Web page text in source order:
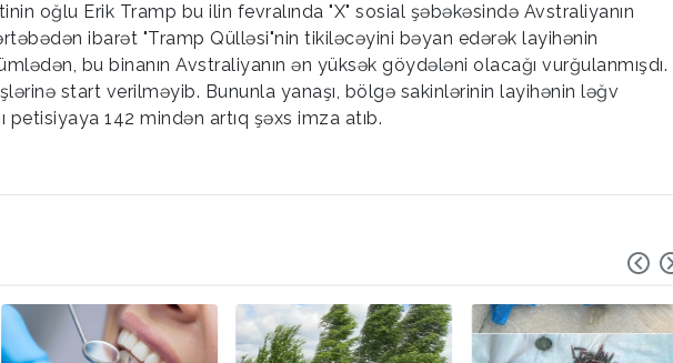
oğlu Erik Tramp bu ilin fevralında "X" sosial şəbəkəsində Avstraliyanın
ibarət "Tramp Qülləsi"nin tikiləcəyini bəyan edərək layihənin
bu binanın Avstraliyanın ən yüksək göydələni olacağı vurğulanmışdı.
start verilməyib. Bununla yanaşı, bölgə sakinlərinin layihənin ləğv
petisiyaya 142 mindən artıq şəxs imza atıb.